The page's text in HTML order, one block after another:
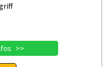
>>